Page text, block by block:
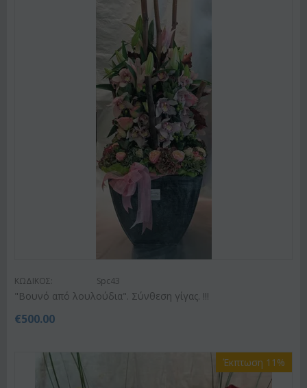
ΚΩΔΙΚΟΣ: Spc43
"Βουνό από λουλούδια". Σύνθεση γίγας. !!!
€500.00
Έκπτωση 11%